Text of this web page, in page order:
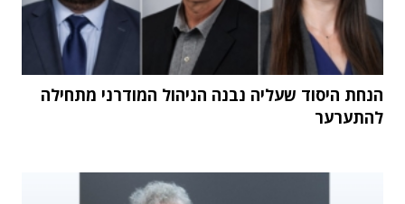
הנחת היסוד שעליה נבנה הניהול המודרני מתחילה
להתערער